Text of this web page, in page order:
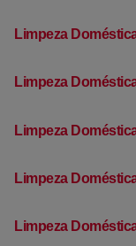
Limpeza
Limpeza
Limpeza
Limpeza
Limpeza